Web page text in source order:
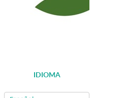
IDIOMA